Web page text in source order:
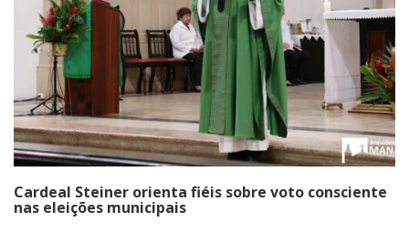
Cardeal Steiner orienta fiéis sobre voto consciente
nas eleições municipais